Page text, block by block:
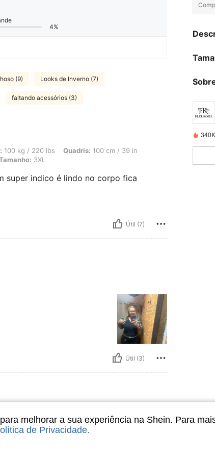
4%
(9) Looks de Inverno (7)
faltando acessórios (3)
lbs, Quadris: 100 cm / 39 in, Cintura: 101 cm / 40 in, Busto: 102 cm / 40.2
100 kg / 220 lbs Quadris: 100 cm / 39 in
3XL
super indico é lindo no corpo fica
Útil (7)
Útil (3)
mesma cor para mim do
melhorar a sua experiência na Shein. Para
de Privacidade.